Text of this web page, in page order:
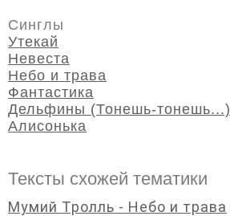
Синглы
Утекай
Невеста
Небо и трава
Фантастика
Дельфины (Тонешь-тонешь...)
Алисонька
Тексты схожей тематики
Мумий Тролль - Небо и трава